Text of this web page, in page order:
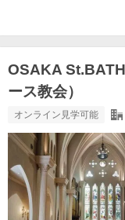
OSAKA
ース教会）
オンライン見学可能